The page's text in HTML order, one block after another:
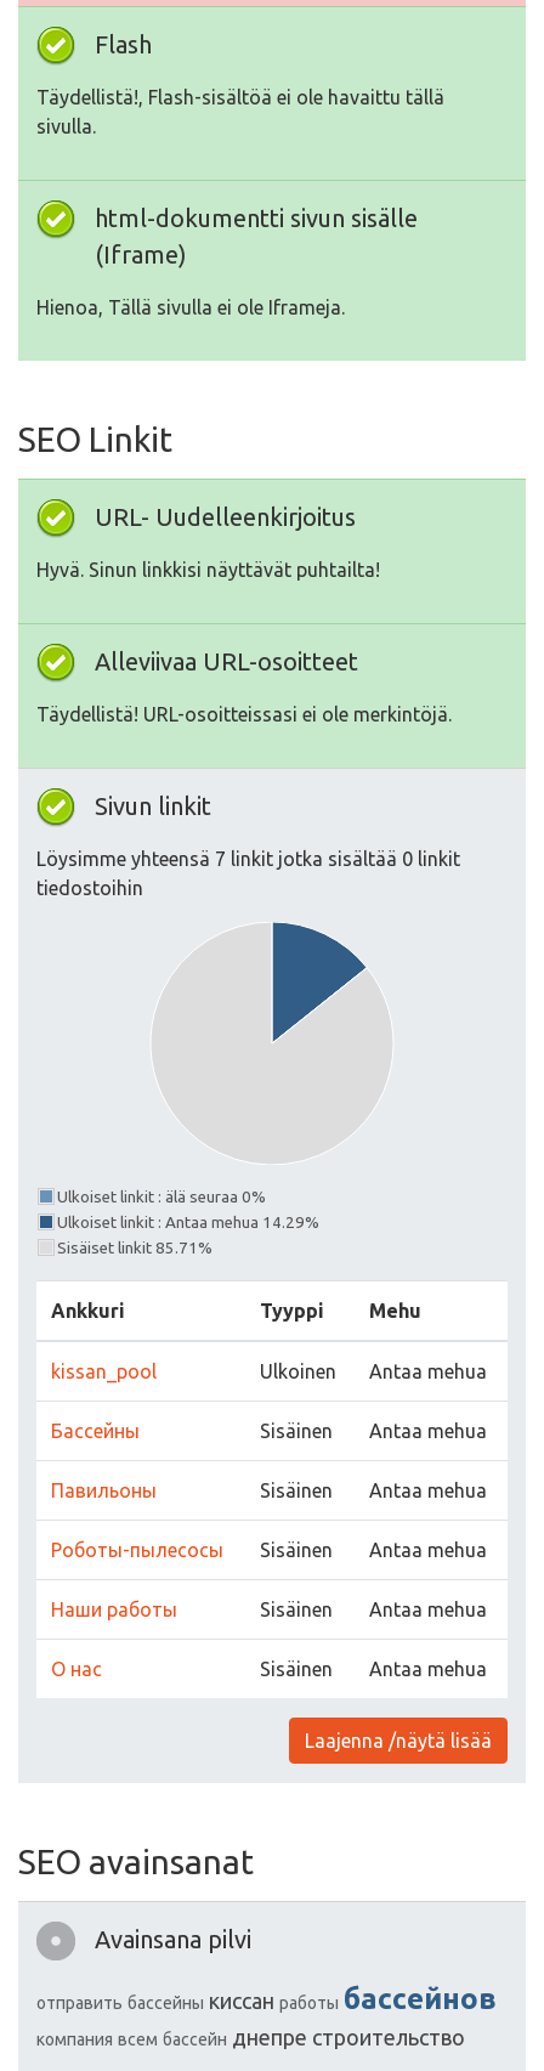
Flash
Täydellistä!, Flash-sisältöä ei ole havaittu tällä
sivulla.
html-dokumentti sivun sisälle
(Iframe)
Hienoa, Tällä sivulla ei ole Iframeja.
SEO Linkit
URL- Uudelleenkirjoitus
Hyvä. Sinun linkkisi näyttävät puhtailta!
Alleviivaa URL-osoitteet
Täydellistä! URL-osoitteissasi ei ole merkintöjä.
Sivun linkit
Löysimme yhteensä 7 linkit jotka sisältää 0 linkit
tiedostoihin
Ulkoiset linkit : älä seuraa 0%
Ulkoiset linkit : Antaa mehua 14.29%
Sisäiset linkit 85.71%
Ankkuri Tyyppi Mehu
kissan_pool Ulkoinen Antaa mehua
Бассейны Sisäinen Antaa mehua
Павильоны Sisäinen Antaa mehua
Роботы-пылесосы Sisäinen Antaa mehua
Наши работы Sisäinen Antaa mehua
О нас Sisäinen Antaa mehua
Laajenna /näytä lisää
SEO avainsanat
Avainsana pilvi
отправить бассейны киссан работы бассейнов
компания всем бассейн днепре строительство